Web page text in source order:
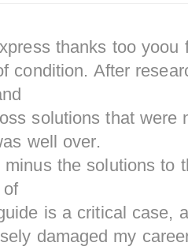
thanks too yoou
condition. After
solutions that were
well over.
the solutions to
of
is a critical case,
damaged my